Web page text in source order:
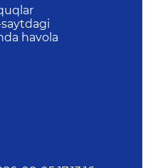
havola